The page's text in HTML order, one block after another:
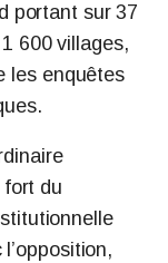
portant sur 37
600 villages,
les enquêtes
fort du